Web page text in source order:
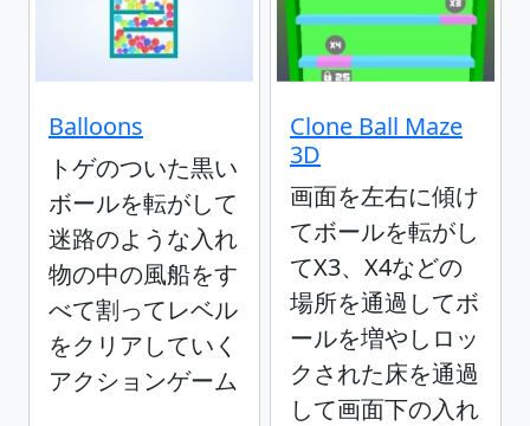
Balloons
トゲのついた黒い
ボールを転がして
迷路のような入れ
物の中の風船をす
べて割ってレベル
をクリアしていく
アクションゲーム
Clone Ball Maze
3D
画面を左右に傾け
てボールを転がし
てX3、X4などの
場所を通過してボ
ールを増やしロッ
クされた床を通過
して画面下の入れ